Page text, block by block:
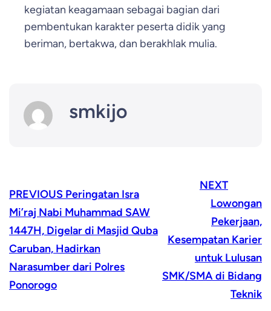
kegiatan keagamaan sebagai bagian dari
pembentukan karakter peserta didik yang
beriman, bertakwa, dan berakhlak mulia.
smkijo
PREVIOUS Peringatan Isra
Mi’raj Nabi Muhammad SAW
1447H, Digelar di Masjid Quba
Caruban, Hadirkan
Narasumber dari Polres
Ponorogo
NEXT
Lowongan
Pekerjaan,
Kesempatan Karier
untuk Lulusan
SMK/SMA di Bidang
Teknik